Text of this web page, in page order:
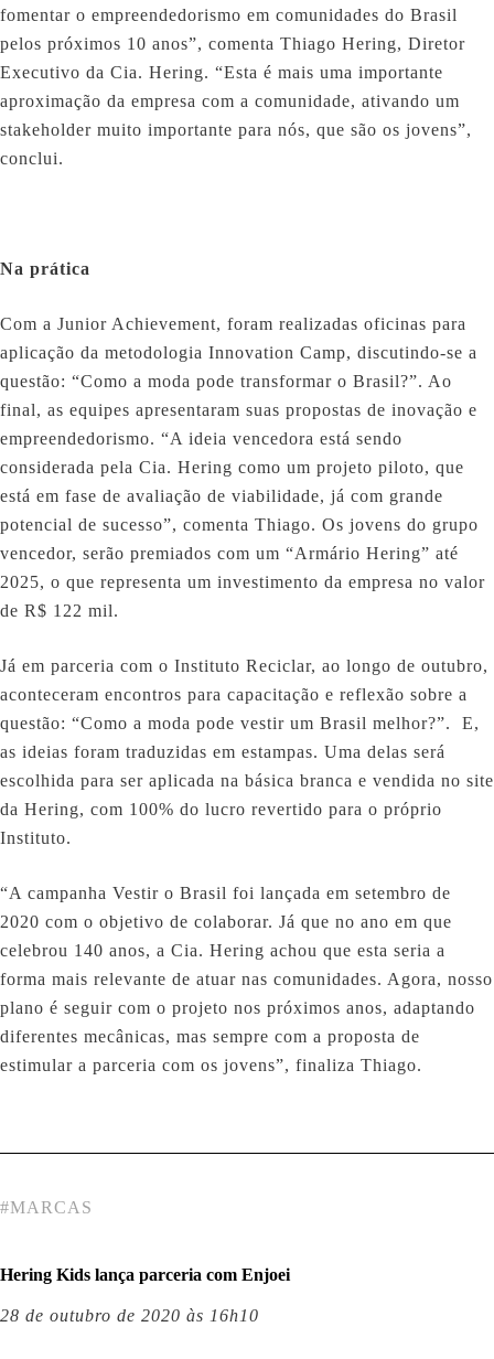
fomentar o empreendedorismo em comunidades do Brasil
pelos próximos 10 anos”, comenta Thiago Hering, Diretor
Executivo da Cia. Hering. “Esta é mais uma importante
aproximação da empresa com a comunidade, ativando um
stakeholder muito importante para nós, que são os jovens”,
conclui.
Na prática
Com a Junior Achievement, foram realizadas oficinas para
aplicação da metodologia Innovation Camp, discutindo-se a
questão: “Como a moda pode transformar o Brasil?”. Ao
final, as equipes apresentaram suas propostas de inovação e
empreendedorismo. “A ideia vencedora está sendo
considerada pela Cia. Hering como um projeto piloto, que
está em fase de avaliação de viabilidade, já com grande
potencial de sucesso”, comenta Thiago. Os jovens do grupo
vencedor, serão premiados com um “Armário Hering” até
2025, o que representa um investimento da empresa no valor
de R$ 122 mil.
Já em parceria com o Instituto Reciclar, ao longo de outubro,
aconteceram encontros para capacitação e reflexão sobre a
questão: “Como a moda pode vestir um Brasil melhor?”. E,
as ideias foram traduzidas em estampas. Uma delas será
escolhida para ser aplicada na básica branca e vendida no site
da Hering, com 100% do lucro revertido para o próprio
Instituto.
“A campanha Vestir o Brasil foi lançada em setembro de
2020 com o objetivo de colaborar. Já que no ano em que
celebrou 140 anos, a Cia. Hering achou que esta seria a
forma mais relevante de atuar nas comunidades. Agora, nosso
plano é seguir com o projeto nos próximos anos, adaptando
diferentes mecânicas, mas sempre com a proposta de
estimular a parceria com os jovens”, finaliza Thiago.
#MARCAS
Hering Kids lança parceria com Enjoei
28 de outubro de 2020 às 16h10